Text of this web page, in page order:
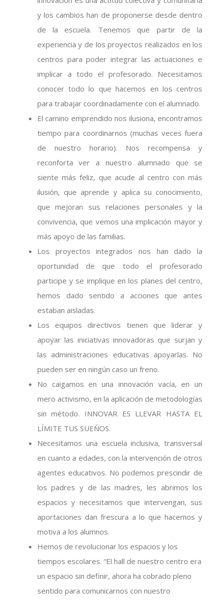
y los cambios han de proponerse desde dentro
de la escuela. Tenemos que partir de la
experiencia y de los proyectos realizados en los
centros para poder integrar las actuaciones e
implicar a todo el profesorado. Necesitamos
conocer todo lo que hacemos en los centros
para trabajar coordinadamente con el alumnado.
El camino emprendido nos ilusiona, encontramos
tiempo para coordinarnos (muchas veces fuera
de nuestro horario). Nos recompensa y
reconforta ver a nuestro alumnado que se
siente más feliz, que acude al centro con más
ilusión, que aprende y aplica su conocimiento,
que mejoran sus relaciones personales y la
convivencia, que vemos una implicación mayor y
más apoyo de las familias.
Los proyectos integrados nos han dado la
oportunidad de que todo el profesorado
participe y se implique en los planes del centro,
hemos dado sentido a acciones que antes
estaban aisladas.
Los equipos directivos tienen que liderar y
apoyar las iniciativas innovadoras que surjan y
las administraciones educativas apoyarlas. No
pueden ser en ningún caso un freno.
No caigamos en una innovación vacía, en un
mero activismo, en la aplicación de metodologías
sin método. INNOVAR ES LLEVAR HASTA EL
LÍMITE TUS SUEÑOS.
Necesitamos una escuela inclusiva, transversal
en cuanto a edades, con la intervención de otros
agentes educativos. No podemos prescindir de
los padres y de las madres, les abrimos los
espacios y necesitamos que intervengan, sus
aportaciones dan frescura a lo que hacemos y
motiva a los alumnos.
Hemos de revolucionar los espacios y los
tiempos escolares. “El hall de nuestro centro era
un espacio sin definir, ahora ha cobrado pleno
sentido para comunicarnos con nuestro